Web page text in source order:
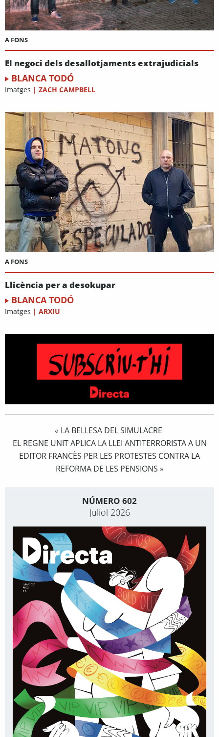
A FONS
El negoci dels desallotjaments extrajudicials
BLANCA TODÓ
Imatges | ZACH CAMPBELL
A FONS
Llicència per a desokupar
BLANCA TODÓ
Imatges | ARXIU
« LA BELLESA DEL SIMULACRE
EL REGNE UNIT APLICA LA LLEI ANTITERRORISTA A UN
EDITOR FRANCÈS PER LES PROTESTES CONTRA LA
REFORMA DE LES PENSIONS »
NÚMERO 602
Juliol 2026